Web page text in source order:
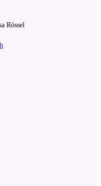
Rössel